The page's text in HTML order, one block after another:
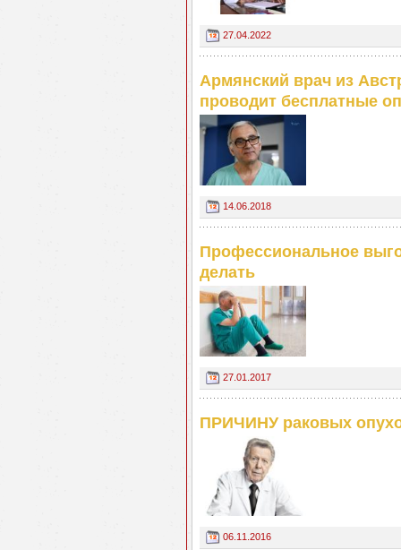
27.04.2022
Армянский врач из
проводит бесплатные
14.06.2018
Профессиональное
делать
27.01.2017
ПРИЧИНУ раковых
06.11.2016